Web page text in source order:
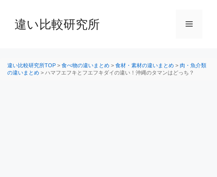
へ
違い比較研究所 メ
違い比較研究所TOP > 食べ物の違いまとめ > 食材・素材の違いまとめ > 肉・魚介類
の違いまとめ > ハマフエフキとフエフキダイの違い！沖縄のタマンはどっち？